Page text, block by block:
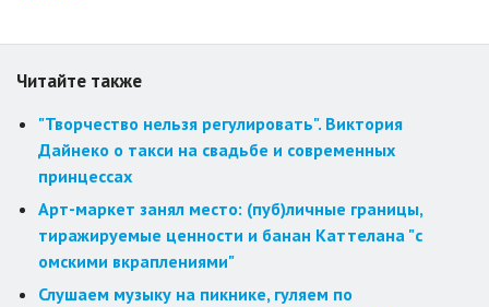
Читайте также
"Творчество нельзя регулировать". Виктория
Дайнеко о такси на свадьбе и современных
принцессах
Арт-маркет занял место: (пуб)личные границы,
тиражируемые ценности и банан Каттелана "с
омскими вкраплениями"
Слушаем музыку на пикнике, гуляем по